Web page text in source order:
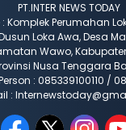
PT.INTER NEWS TODAY
Komplek Perumahan
Loka Awa, Desa
Wawo,
Nusa Tenggara
: 085339100110 /
: